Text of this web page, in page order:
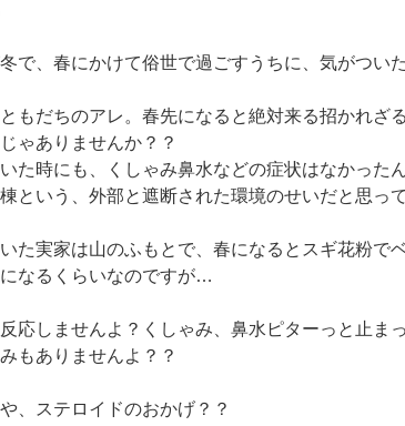
で、春にかけて俗世で過ごすうちに、気がつい
もだちのアレ。春先になると絶対来る招かれざる
ゃありませんか？？
た時にも、くしゃみ鼻水などの症状はなかった
という、外部と遮断された環境のせいだと思っ
た実家は山のふもとで、春になるとスギ花粉で
なるくらいなのですが…
応しませんよ？くしゃみ、鼻水ピターっと止ま
もありませんよ？？
、ステロイドのおかげ？？